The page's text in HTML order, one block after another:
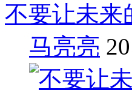
不要让未来
马亮亮